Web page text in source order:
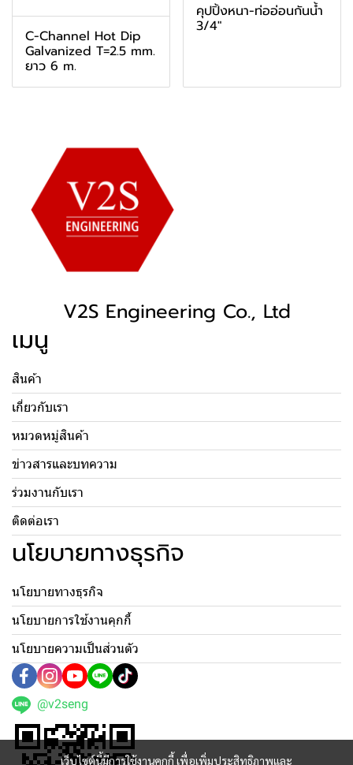
C-Channel Hot Dip
Galvanized T=2.5 mm.
ยาว 6 m.
คุปปิ้งหนา-ท่ออ่อนกันน้ำ
3/4"
เว็บไซต์นี้มีการใช้งานคุกกี้ เพื่อเพิ่มประสิทธิภาพและ
V2S Engineering Co., Ltd
เมนู
สินค้า
เกี่ยวกับเรา
หมวดหมู่สินค้า
ข่าวสารและบทความ
ร่วมงานกับเรา
ติดต่อเรา
นโยบายทางธุรกิจ
นโยบายทางธุรกิจ
นโยบายการใช้งานคุกกี้
นโยบายความเป็นส่วนตัว
@v2seng